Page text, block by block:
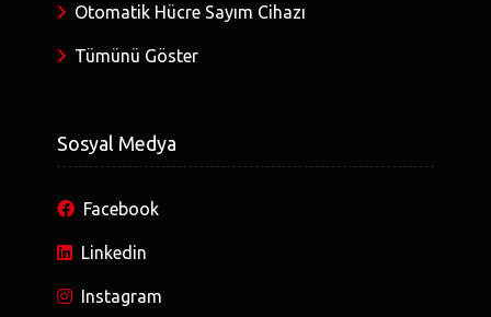
Otomatik Hücre Sayım Cihazı
Tümünü Göster
Sosyal Medya
Facebook
Linkedin
Instagram